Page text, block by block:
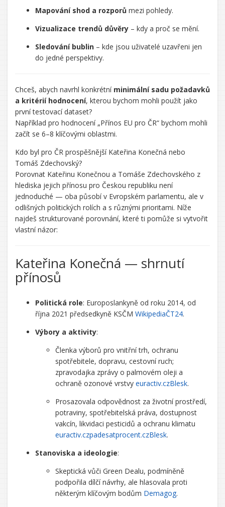
Mapování shod a rozporů mezi pohledy.
Vizualizace trendů důvěry – kdy a proč se mění.
Sledování bublin – kde jsou uživatelé uzavřeni jen
do jedné perspektivy.
Chceš, abych navrhl konkrétní minimální sadu požadavků
a kritérií hodnocení, kterou bychom mohli použít jako
první testovací dataset?
Například pro hodnocení „Přínos EU pro ČR“ bychom mohli
začít se 6–8 klíčovými oblastmi.
Řekl/a
jsi:
Kdo byl pro ČR prospěšnější Kateřina Konečná nebo
Tomáš Zdechovský?
CHATGPT
ŘEKL:
Porovnat Kateřinu Konečnou a Tomáše Zdechovského z
hlediska jejich přínosu pro Českou republiku není
jednoduché — oba působí v Evropském parlamentu, ale v
odlišných politických rolích a s různými prioritami. Níže
najdeš strukturované porovnání, které ti pomůže si vytvořit
vlastní názor:
Kateřina Konečná — shrnutí
přínosů
Politická role: Europoslankyně od roku 2014, od
října 2021 předsedkyně KSČM WikipediaČT24.
Výbory a aktivity:
Členka výborů pro vnitřní trh, ochranu
spotřebitele, dopravu, cestovní ruch;
zpravodajka zprávy o palmovém oleji a
ochraně ozonové vrstvy euractiv.czBlesk.
Prosazovala odpovědnost za životní prostředí,
potraviny, spotřebitelská práva, dostupnost
vakcín, likvidaci pesticidů a ochranu klimatu
euractiv.czpadesatprocent.czBlesk.
Stanoviska a ideologie:
Skeptická vůči Green Dealu, podmíněně
podpořila dílčí návrhy, ale hlasovala proti
některým klíčovým bodům Demagog.